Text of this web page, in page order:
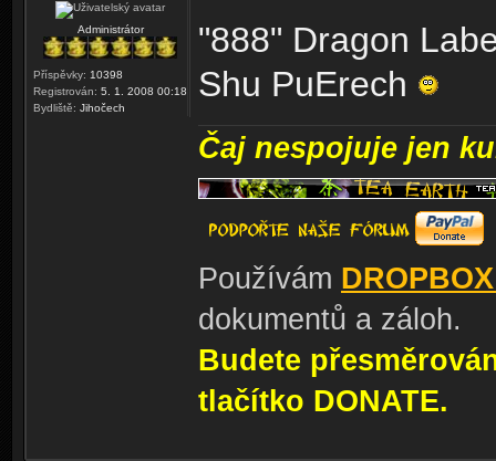
Administrátor
Příspěvky: 10398
Registrován: 5. 1. 2008 00:18
Bydliště: Jihočech
"888" Dragon
Shu PuErech
Čaj nespojuje jen
Používám
dokumentů a záloh.
Budete
tlačítko DONATE.